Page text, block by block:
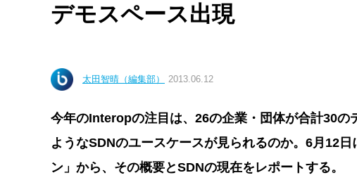
デモスペース出現
太田智晴（編集部） 2013.06.12
今年のInteropの注目は、26の企業・団体が合計30
ようなSDNのユースケースが見られるのか。6月12
ン」から、その概要とSDNの現在をレポートする。